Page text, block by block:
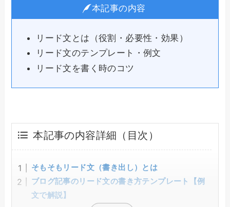
本記事の内容
リード文とは（役割・必要性・効果）
リード文のテンプレート・例文
リード文を書く時のコツ
本記事の内容詳細（目次）
そもそもリード文（書き出し）とは
ブログ記事のリード文の書き方テンプレート【例
文で解説】